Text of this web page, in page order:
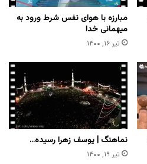
مبارزه با هوای نفس شرط ورود به
میهمانی خدا
تیر ۱۶, ۱۴۰۰
نماهنگ | یوسف زهرا رسیده…
تیر ۱۹, ۱۴۰۰